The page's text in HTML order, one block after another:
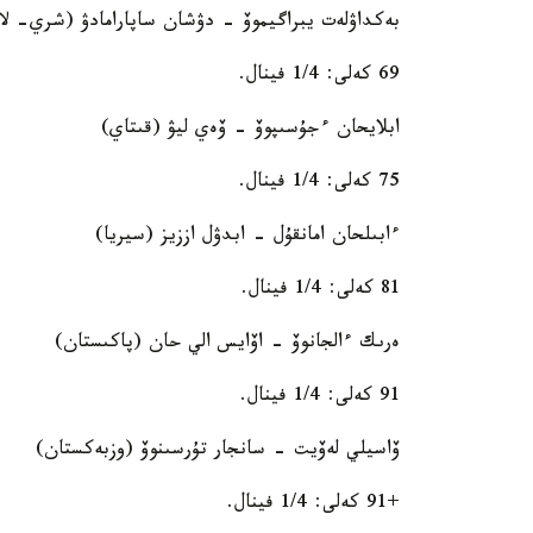
بەكداۋلەت يبراگيموۆ - دۋشان ساپارامادۋ (شري-
69 كەلى: 1/4 فينال.
ابلايحان ءجۇسىپوۆ - ۆەي ليۋ (قىتاي)
75 كەلى: 1/4 فينال.
ءابىلحان امانقۇل - ابدۋل اززيز (سيريا)
81 كەلى: 1/4 فينال.
ەرىك ءالجانوۆ - اۆايس الي حان (پاكىستان)
91 كەلى: 1/4 فينال.
ۆاسيلي لەۆيت - سانجار تۇرسىنوۆ (وزبەكستان)
+91 كەلى: 1/4 فينال.